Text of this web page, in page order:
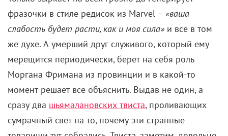
фразочки в стиле редисок из Marvel – «ваша
слабость будет расти, как и моя сила» и все в том
же духе. А умерший друг служивого, который ему
мерещится периодически, берет на себя роль
Моргана Фримана из провинции и в какой-то
момент решает все объяснить. Выдав не один, а
сразу два шьямалановских твиста, проливающих
сумрачный свет на то, почему эти странные